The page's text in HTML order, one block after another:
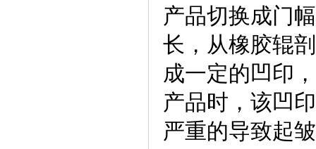
产品切换成门
长，从橡胶辊
成一定的凹印
产品时，该凹
严重的导致起